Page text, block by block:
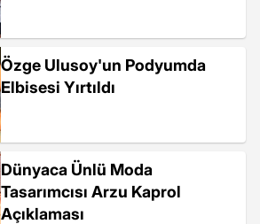
Özge Ulusoy'un Podyumda
Elbisesi Yırtıldı
Dünyaca Ünlü Moda
Tasarımcısı Arzu Kaprol
Açıklaması